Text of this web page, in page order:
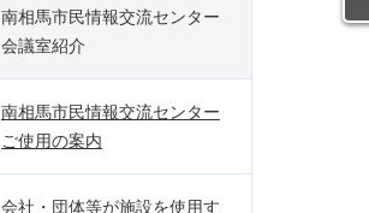
南相馬市民情報交流センター
会議室紹介
南相馬市民情報交流センター
ご使用の案内
会社・団体等が施設を使用す